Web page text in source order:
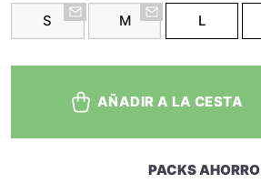
S M L
AÑADIR A LA CESTA
PACKS AHORRO